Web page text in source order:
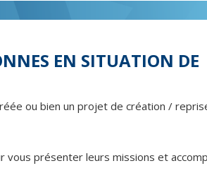
EN SITUATION DE
ou bien un projet de création /
vous présenter leurs missions et